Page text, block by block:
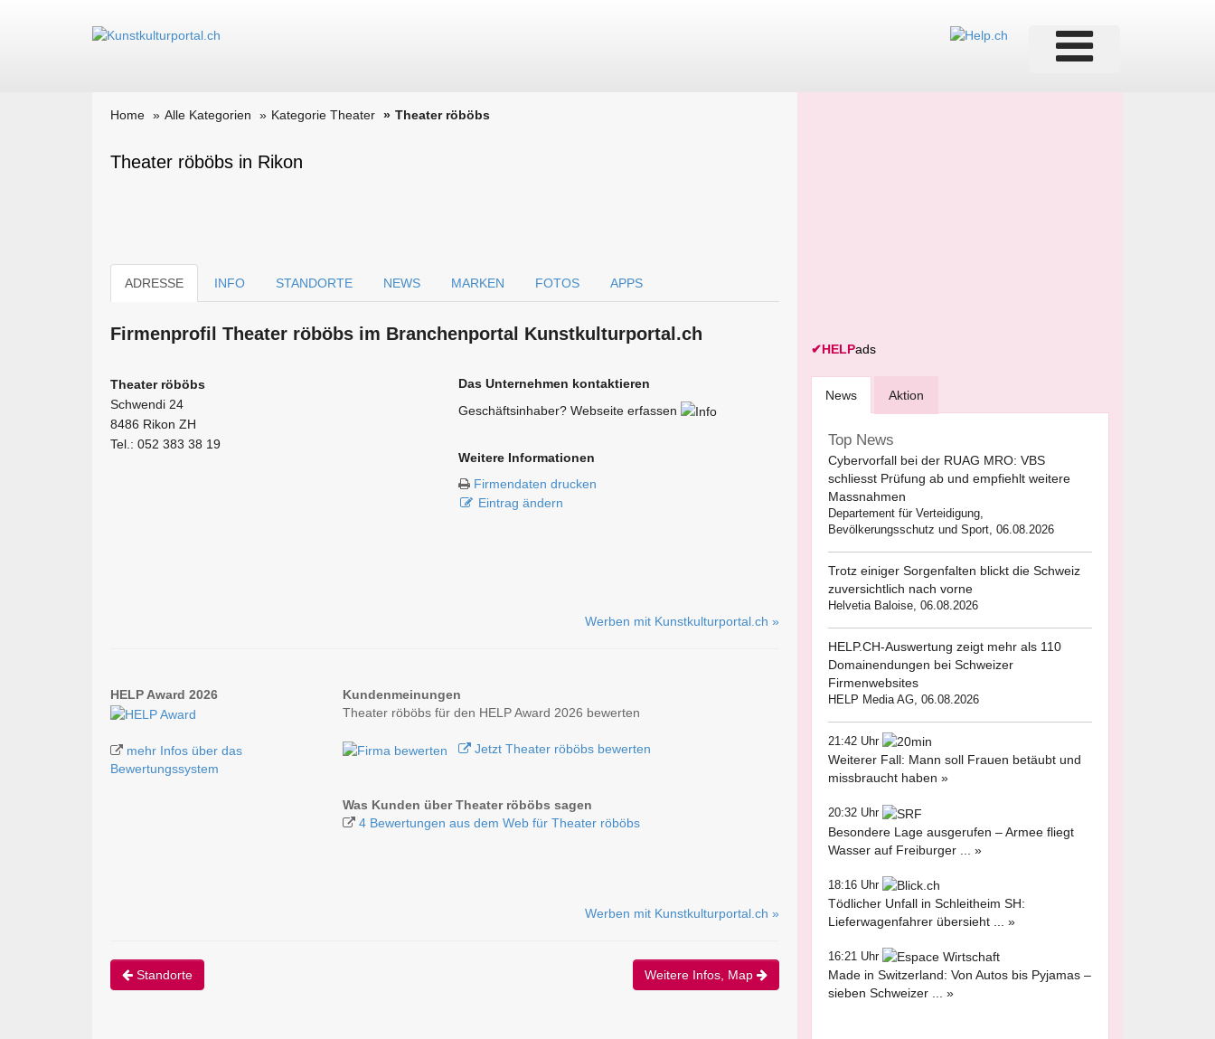
Home Alle Kategorien Kategorie Theater Theater röböbs
Theater röböbs in Rikon
ADRESSE INFO STANDORTE NEWS MARKEN FOTOS APPS
Firmen­profil Theater röböbs im Branchen­portal Kunstkulturportal.ch
Theater röböbs
Schwendi 24
8486 Rikon ZH
Tel.: 052 383 38 19
Das Unternehmen kontaktieren
Geschäftsinhaber? Webseite erfassen
Weitere Informationen
Firmendaten drucken
Eintrag ändern
Werben mit Kunstkulturportal.ch »
HELP Award 2026
mehr Infos über das
Bewertungssystem
Kundenmeinungen
Theater röböbs für den HELP Award 2026 bewerten
Jetzt Theater röböbs bewerten
Was Kunden über Theater röböbs sagen
4 Bewertungen aus dem Web für Theater röböbs
Werben mit Kunstkulturportal.ch »
Standorte Weitere Infos, Map
✔HELPads
News Aktion
Top News
Cybervorfall bei der RUAG MRO: VBS
schliesst Prüfung ab und empfiehlt weitere
Massnahmen
Departement für Verteidigung,
Bevölkerungsschutz und Sport, 06.08.2026
Trotz einiger Sorgenfalten blickt die Schweiz
zuversichtlich nach vorne
Helvetia Baloise, 06.08.2026
HELP.CH-Auswertung zeigt mehr als 110
Domainendungen bei Schweizer
Firmenwebsites
HELP Media AG, 06.08.2026
21:42 Uhr
Weiterer Fall: Mann soll Frauen betäubt und
missbraucht haben »
20:32 Uhr
Besondere Lage ausgerufen – Armee fliegt
Wasser auf Freiburger ... »
18:16 Uhr
Tödlicher Unfall in Schleitheim SH:
Lieferwagenfahrer übersieht ... »
16:21 Uhr
Made in Switzerland: Von Autos bis Pyjamas –
sieben Schweizer ... »